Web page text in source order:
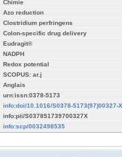
Chimie
Azo reduction
Clostridium perfringens
Colon-specific drug delivery
Eudragit®
NADPH
Redox potential
SCOPUS: ar.j
Anglais
urn:issn:0378-5173
info:doi/10.1016/S0378-5173(97)00327-X
info:pii/S037851739700327X
info:scp/0032498535